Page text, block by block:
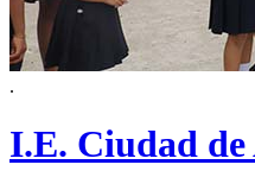
.
I.E. Ciudad de